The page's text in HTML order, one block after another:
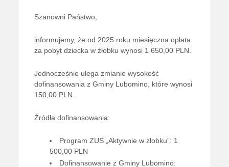
Szanowni Państwo,
informujemy, że od 2025 roku miesięczna opłata
za pobyt dziecka w żłobku wynosi 1 650,00 PLN.
Jednocześnie ulega zmianie wysokość
dofinansowania z Gminy Lubomino, które wynosi
150,00 PLN.
Źródła dofinansowania:
Program ZUS „Aktywnie w żłobku”: 1
500,00 PLN
Dofinansowanie z Gminy Lubomino: